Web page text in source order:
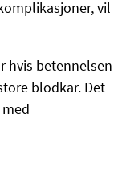
vil
hvis betennelsen
blodkar. Det